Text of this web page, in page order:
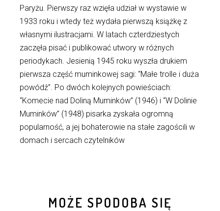
Paryżu. Pierwszy raz wzięła udział w wystawie w
1933 roku i wtedy też wydała pierwszą książkę z
własnymi ilustracjami. W latach czterdziestych
zaczęła pisać i publikować utwory w różnych
periodykach. Jesienią 1945 roku wyszła drukiem
pierwsza część muminkowej sagi: “Małe trolle i duża
powódź”. Po dwóch kolejnych powieściach:
“Komecie nad Doliną Muminków” (1946) i “W Dolinie
Muminków” (1948) pisarka zyskała ogromną
popularność, a jej bohaterowie na stałe zagościli w
domach i sercach czytelników
MOŻE SPODOBA SIĘ